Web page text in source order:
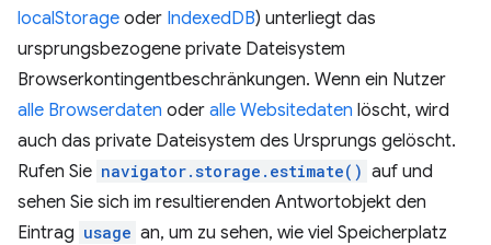
localStorage oder IndexedDB) unterliegt das
ursprungsbezogene private Dateisystem
Browserkontingentbeschränkungen. Wenn ein Nutzer
alle Browserdaten oder alle Websitedaten löscht, wird
auch das private Dateisystem des Ursprungs gelöscht.
Rufen Sie navigator.storage.estimate() auf und
sehen Sie sich im resultierenden Antwortobjekt den
Eintrag usage an, um zu sehen, wie viel Speicherplatz